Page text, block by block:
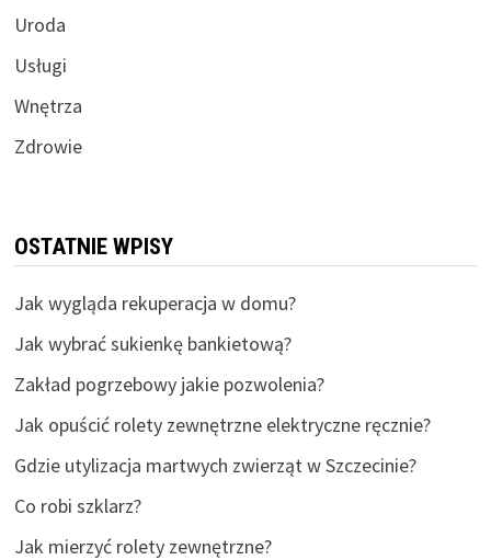
Uroda
Usługi
Wnętrza
Zdrowie
OSTATNIE WPISY
Jak wygląda rekuperacja w domu?
Jak wybrać sukienkę bankietową?
Zakład pogrzebowy jakie pozwolenia?
Jak opuścić rolety zewnętrzne elektryczne ręcznie?
Gdzie utylizacja martwych zwierząt w Szczecinie?
Co robi szklarz?
Jak mierzyć rolety zewnętrzne?